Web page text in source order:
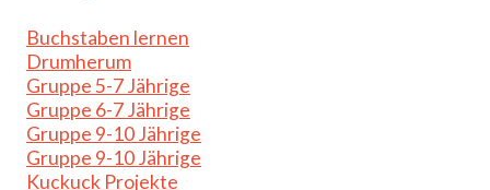
Buchstaben lernen
Drumherum
Gruppe 5-7 Jährige
Gruppe 6-7 Jährige
Gruppe 9-10 Jährige
Gruppe 9-10 Jährige
Kuckuck Projekte